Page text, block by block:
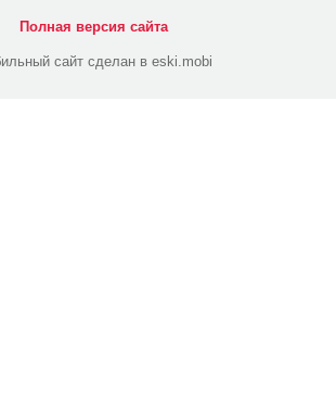
Полная версия сайта
сайт сделан в eski.mobi